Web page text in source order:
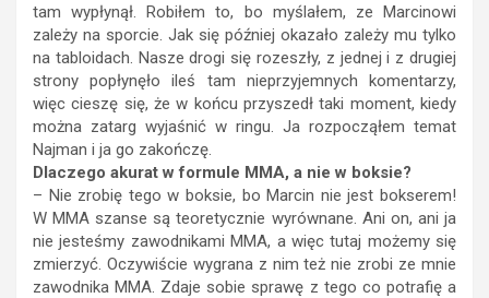
tam wypłynął. Robiłem to, bo myślałem, ze Marcinowi
zależy na sporcie. Jak się później okazało zależy mu tylko
na tabloidach. Nasze drogi się rozeszły, z jednej i z drugiej
strony popłynęło ileś tam nieprzyjemnych komentarzy,
więc cieszę się, że w końcu przyszedł taki moment, kiedy
można zatarg wyjaśnić w ringu. Ja rozpocząłem temat
Najman i ja go zakończę.
Dlaczego akurat w formule MMA, a nie w boksie?
– Nie zrobię tego w boksie, bo Marcin nie jest bokserem!
W MMA szanse są teoretycznie wyrównane. Ani on, ani ja
nie jesteśmy zawodnikami MMA, a więc tutaj możemy się
zmierzyć. Oczywiście wygrana z nim też nie zrobi ze mnie
zawodnika MMA. Zdaje sobie sprawę z tego co potrafię a